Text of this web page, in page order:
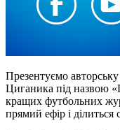
Презентуємо
Циганика під назвою
кращих футбольних
прямий ефір і